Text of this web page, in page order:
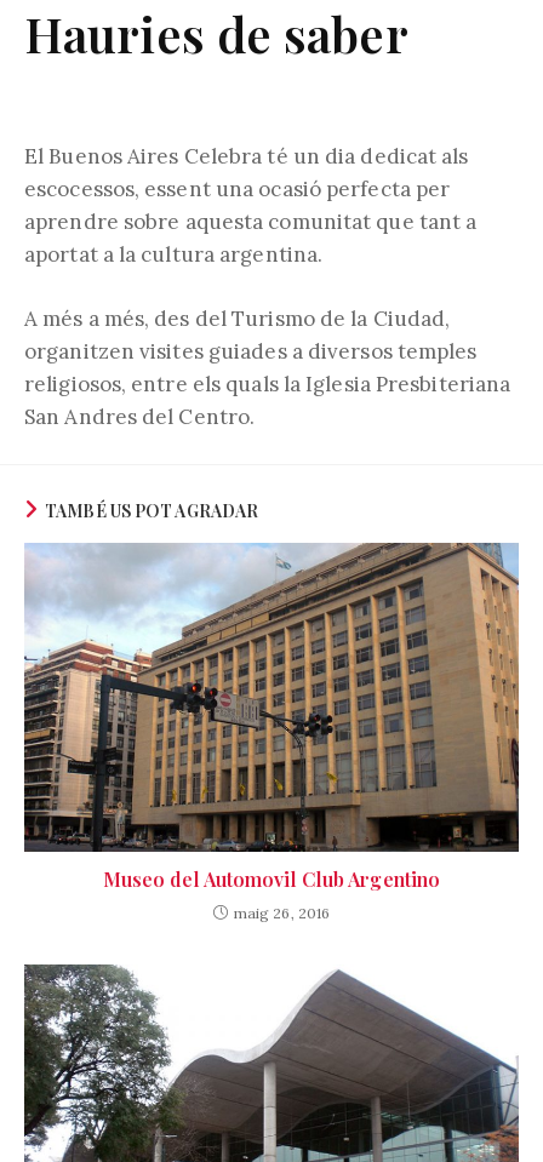
Hauries de saber
El Buenos Aires Celebra té un dia dedicat als
escocessos, essent una ocasió perfecta per
aprendre sobre aquesta comunitat que tant a
aportat a la cultura argentina.
A més a més, des del Turismo de la Ciudad,
organitzen visites guiades a diversos temples
religiosos, entre els quals la Iglesia Presbiteriana
San Andres del Centro.
TAMBÉ US POT AGRADAR
Museo del Automovil Club Argentino
maig 26, 2016